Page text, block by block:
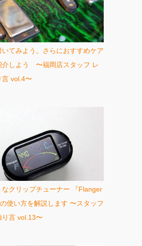
いてみよう。さらにおすすめケア
介しよう 〜福岡店スタッフ レ
言 vol.4〜
なクリップチューナー 『Flanger
使い方を解説します 〜スタッフ
り言 vol.13〜